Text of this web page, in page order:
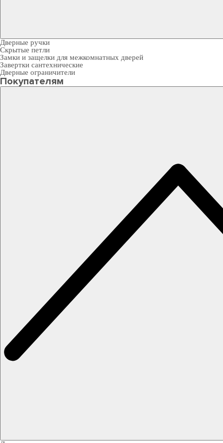
Дверные ручки
Скрытые петли
Замки и защелки для межкомнатных дверей
Завертки сантехнические
Дверные ограничители
Покупателям